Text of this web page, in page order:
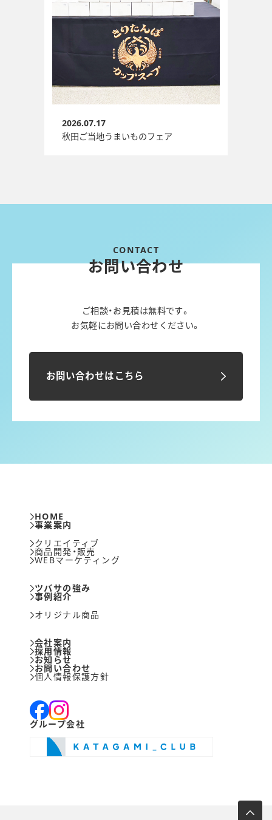
秋田ご当地うまいものフェア
2026.07.17
お問い合わせ
ご相談・お見積は無料です。
お気軽にお問い合わせください。
お問い合わせはこちら
HOME
事業案内
クリエイティブ
商品開発・販売
WEBマーケティング
ツバサの強み
事例紹介
オリジナル商品
会社案内
採用情報
お知らせ
お問い合わせ
個人情報保護方針
グループ会社